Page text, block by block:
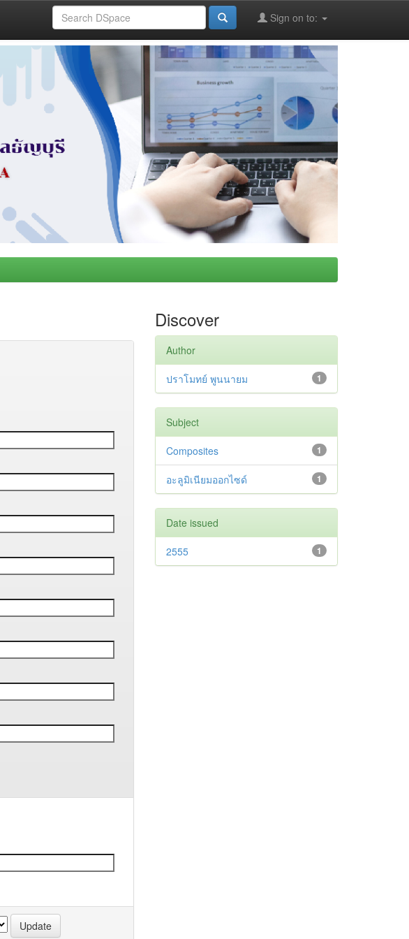
Sign on to:
Discover
Author
1
ปราโมทย์ พูนนายม
Subject
1
Composites
1
อะลูมิเนียมออกไซด์
Date issued
1
2555